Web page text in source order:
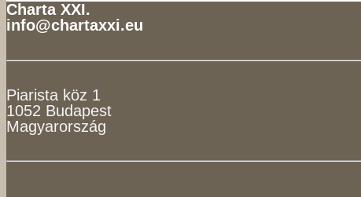
Charta XXI.
info@chartaxxi.eu
Piarista köz 1
1052 Budapest
Magyarország